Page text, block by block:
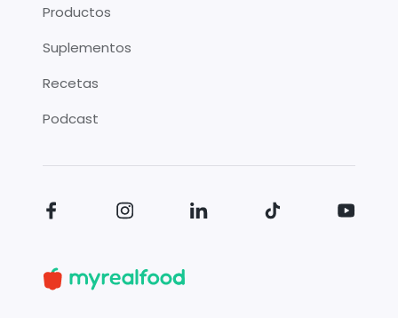
Productos
Suplementos
Recetas
Podcast